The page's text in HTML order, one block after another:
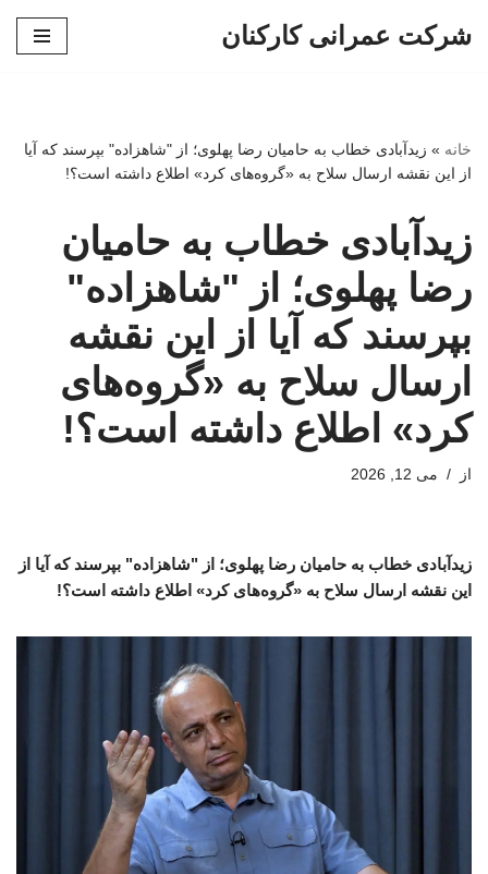
شرکت عمرانی کارکنان
خانه » زیدآبادی خطاب به حامیان رضا پهلوی؛ از "شاهزاده" بپرسند که آیا
از این نقشه ارسال سلاح به «گروه‌های کرد» اطلاع داشته است؟!
زیدآبادی خطاب به حامیان
رضا پهلوی؛ از "شاهزاده"
بپرسند که آیا از این نقشه
ارسال سلاح به «گروه‌های
کرد» اطلاع داشته است؟!
از می 12, 2026
زیدآبادی خطاب به حامیان رضا پهلوی؛ از "شاهزاده" بپرسند که آیا از
این نقشه ارسال سلاح به «گروه‌های کرد» اطلاع داشته است؟!